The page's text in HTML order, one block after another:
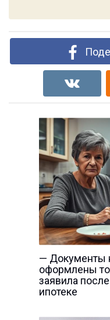
— Документы
оформлены
заявила
ипотеке